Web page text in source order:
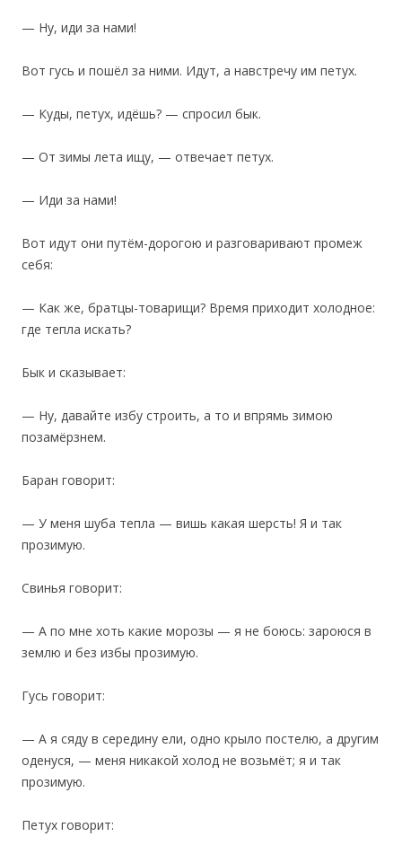
— Ну, иди за нами!
Вот гусь и пошёл за ними. Идут, а навстречу им петух.
— Куды, петух, идёшь? — спросил бык.
— От зимы лета ищу, — отвечает петух.
— Иди за нами!
‎Вот идут они путём-дорогою и разговаривают промеж
себя:
— Как же, братцы-товарищи? Время приходит холодное:
где тепла искать?
Бык и сказывает:
— Ну, давайте избу строить, а то и впрямь зимою
позамёрзнем.
Баран говорит:
— У меня шуба тепла — вишь какая шерсть! Я и так
прозимую.
Свинья говорит:
— А по мне хоть какие морозы — я не боюсь: зароюся в
землю и без избы прозимую.
Гусь говорит:
— А я сяду в середину ели, одно крыло постелю, а другим
оденуся, — меня никакой холод не возьмёт; я и так
прозимую.
Петух говорит: